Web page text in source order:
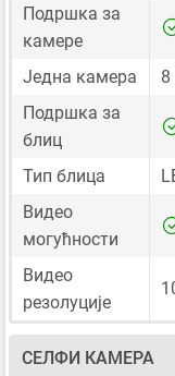
Подршка за
камере
Једна камера
8
Подршка за
блиц
Тип блица
Видео
могућности
Видео
резолуције
СЕЛФИ КАМЕРА